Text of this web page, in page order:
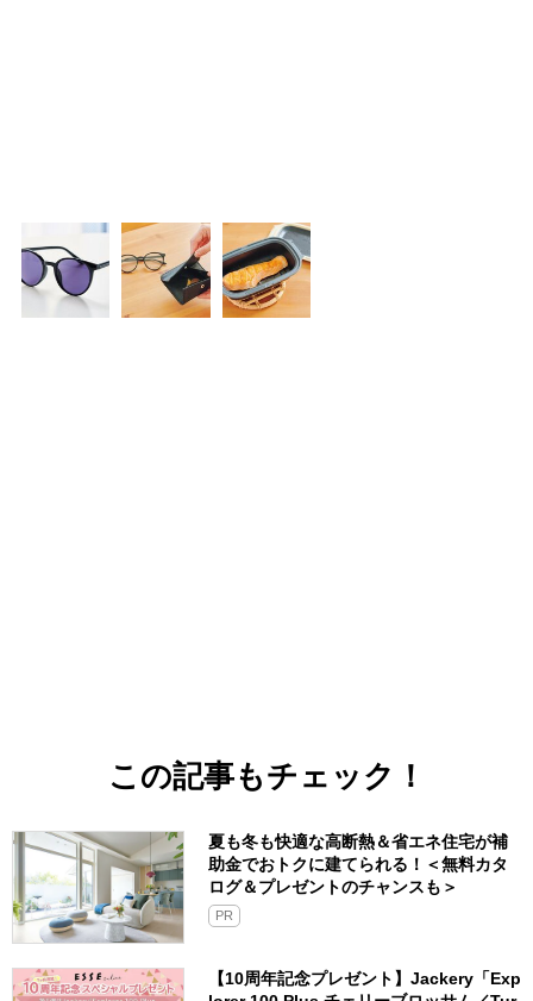
この記事もチェック！
夏も冬も快適な高断熱＆省エネ住宅が補
助金でおトクに建てられる！＜無料カタ
ログ＆プレゼントのチャンスも＞
PR
【10周年記念プレゼント】Jackery「Exp